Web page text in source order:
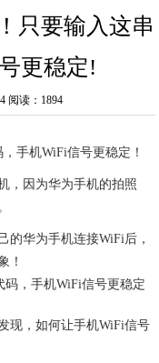
只要输入这串
更稳定!
阅读：1894
手机WiFi信号更稳定！
，因为华为手机的拍照
的华为手机连接WiFi后，
！
现，如何让手机WiFi信号